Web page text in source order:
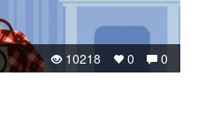
0
0
10218